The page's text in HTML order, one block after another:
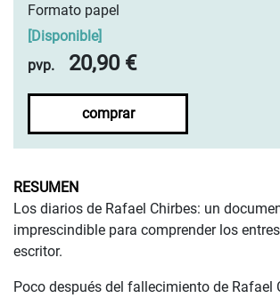
Formato papel
[Disponible]
pvp.
20,90 €
comprar
RESUMEN
Los diarios de Rafael Chirbes: un
imprescindible para comprender los
escritor.
Poco después del fallecimiento de Rafael